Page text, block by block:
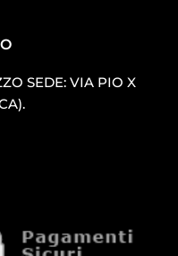
SEDE: VIA PIO X